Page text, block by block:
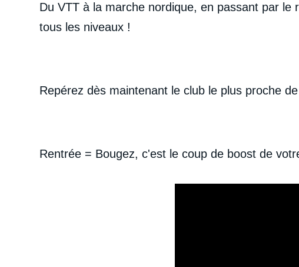
Du VTT à la marche nordique, en passant par
tous les niveaux !
Repérez dès maintenant le club le plus proche
Rentrée = Bougez, c'est le coup de boost de